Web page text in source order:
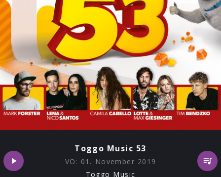
Toggo Music 53
VÖ: 01. November 2019
Toggo Music